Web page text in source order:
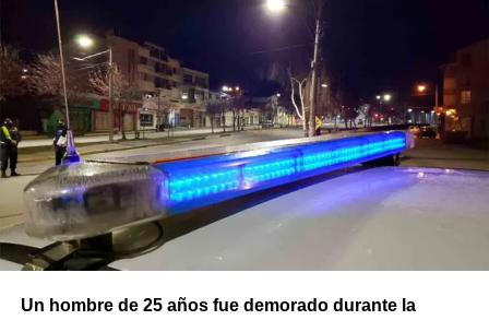
desobediencia judicial
, mientras avanzan las
actuaciones y la verificación de la medida de restricción
de acercamiento señalada por la víctima.
Un hombre de 25 años fue demorado durante la